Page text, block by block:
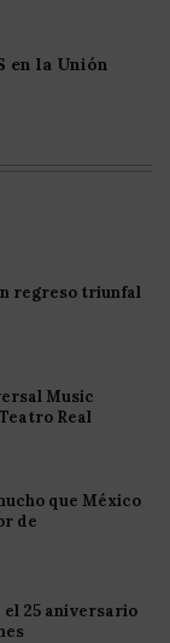
en la Unión
regreso triunfal
Music
Real
que México
de
el 25 aniversario